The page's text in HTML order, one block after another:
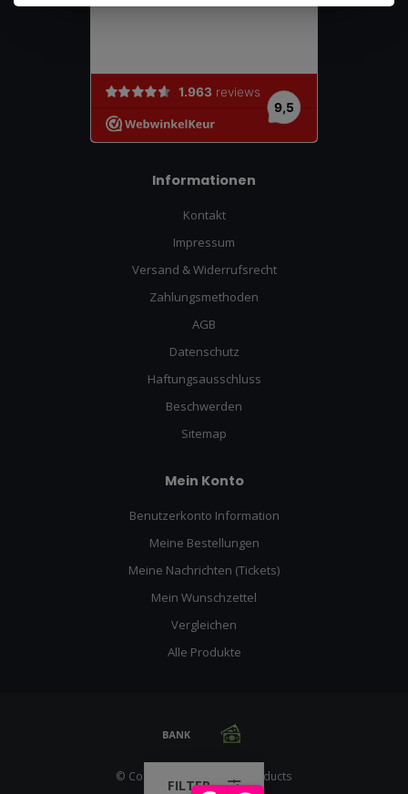
Informationen
Kontakt
Impressum
Versand & Widerrufsrecht
Zahlungsmethoden
AGB
Datenschutz
Haftungsausschluss
Beschwerden
Sitemap
Mein Konto
Benutzerkonto Information
Meine Bestellungen
Meine Nachrichten (Tickets)
Mein Wunschzettel
Vergleichen
Alle Produkte
© Copyright 2026 Racing Products
FILTER